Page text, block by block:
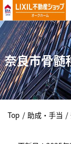
奈良市骨髄
Top / 助成・手当 /